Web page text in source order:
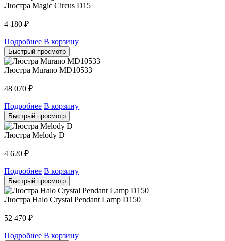
Люстра Magic Circus D15
4 180 ₽
Подробнее В корзину
Быстрый просмотр
Люстра Murano MD10533
48 070 ₽
Подробнее В корзину
Быстрый просмотр
Люстра Melody D
4 620 ₽
Подробнее В корзину
Быстрый просмотр
Люстра Halo Crystal Pendant Lamp D150
52 470 ₽
Подробнее В корзину